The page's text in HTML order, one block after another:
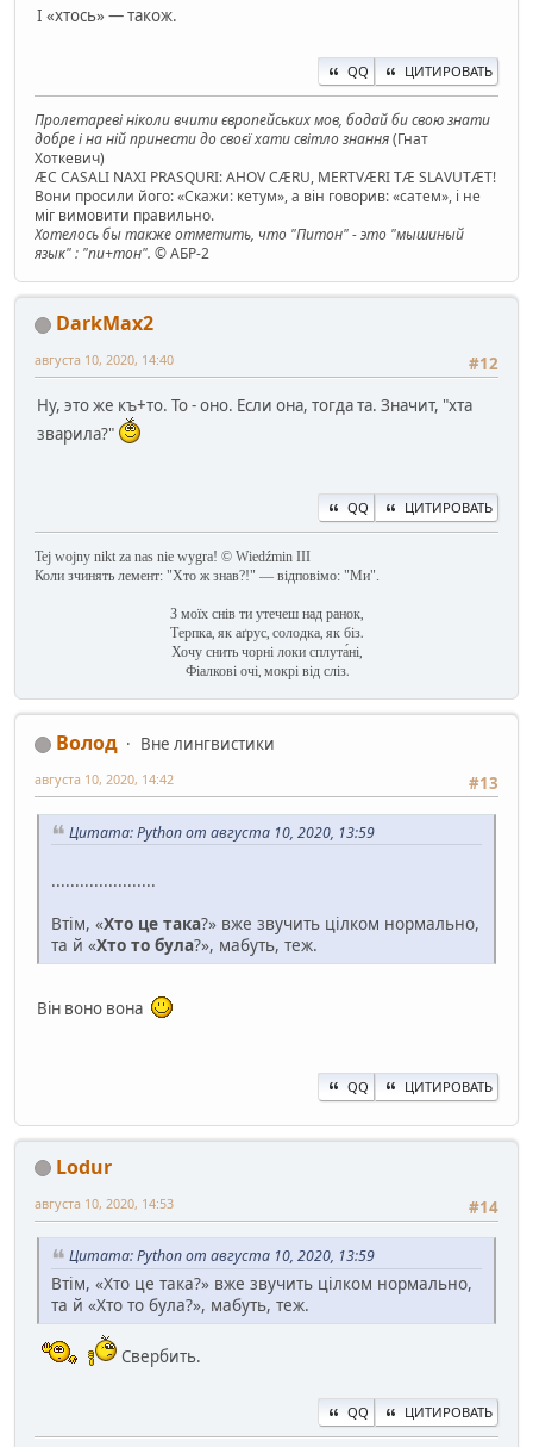
І «хтось» — також.
QQ ЦИТИРОВАТЬ
Пролетареві ніколи вчити європейських мов, бодай би свою знати
добре і на ній принести до своєї хати світло знання(Гнат
Хоткевич)
ÆC CASALI NAXI PRASQURI: AHOV CÆRU, MERTVÆRI TÆ SLAVUTÆT!
Вони просили його: «Скажи: кетум», а він говорив: «сатем», і не
міг вимовити правильно.
Хотелось бы также отметить, что "Питон" - это "мышиный
язык" : "пи+тон". © АБР-2
DarkMax2
#12
августа 10, 2020, 14:40
Ну, это же къ+то. То - оно. Если она, тогда та. Значит, "хта
зварила?"
QQ ЦИТИРОВАТЬ
Tej wojny nikt za nas nie wygra! © Wiedźmin III
Коли зчинять лемент: "Хто ж знав?!" — відповімо: "Ми".
З моїх снів ти утечеш над ранок,
Терпка, як аґрус, солодка, як біз.
Хочу снить чорні локи сплута́ні,
Фіалкові очі, мокрі від сліз.
Волод
Вне лингвистики
#13
августа 10, 2020, 14:42
Цитата: Python от августа 10, 2020, 13:59
......................
Втім, «Хто це така?» вже звучить цілком нормально,
та й «Хто то була?», мабуть, теж.
Він воно вона
QQ ЦИТИРОВАТЬ
Lodur
#14
августа 10, 2020, 14:53
Цитата: Python от августа 10, 2020, 13:59
Втім, «Хто це така?» вже звучить цілком нормально,
та й «Хто то була?», мабуть, теж.
Свербить.
QQ ЦИТИРОВАТЬ